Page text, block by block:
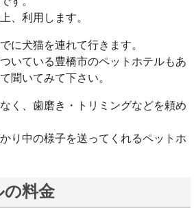
、利用します。
に犬猫を連れて行きます。
いている豊橋市のペットホテルもあ
聞いてみて下さい。
く、歯磨き・トリミングなどを頼め
り中の様子を送ってくれるペットホ
料金